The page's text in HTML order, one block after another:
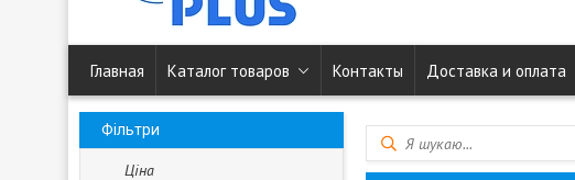
Главная Каталог товаров Контакты Доставка и оплата
Фільтри
Ціна